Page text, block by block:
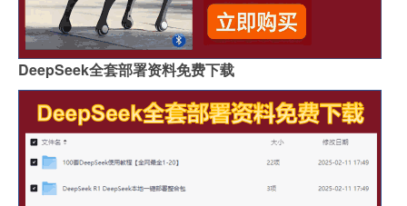
DeepSeek全套部署资料免费下载